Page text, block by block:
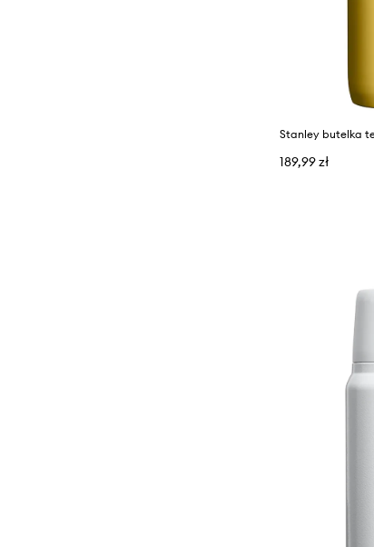
189,99 zł